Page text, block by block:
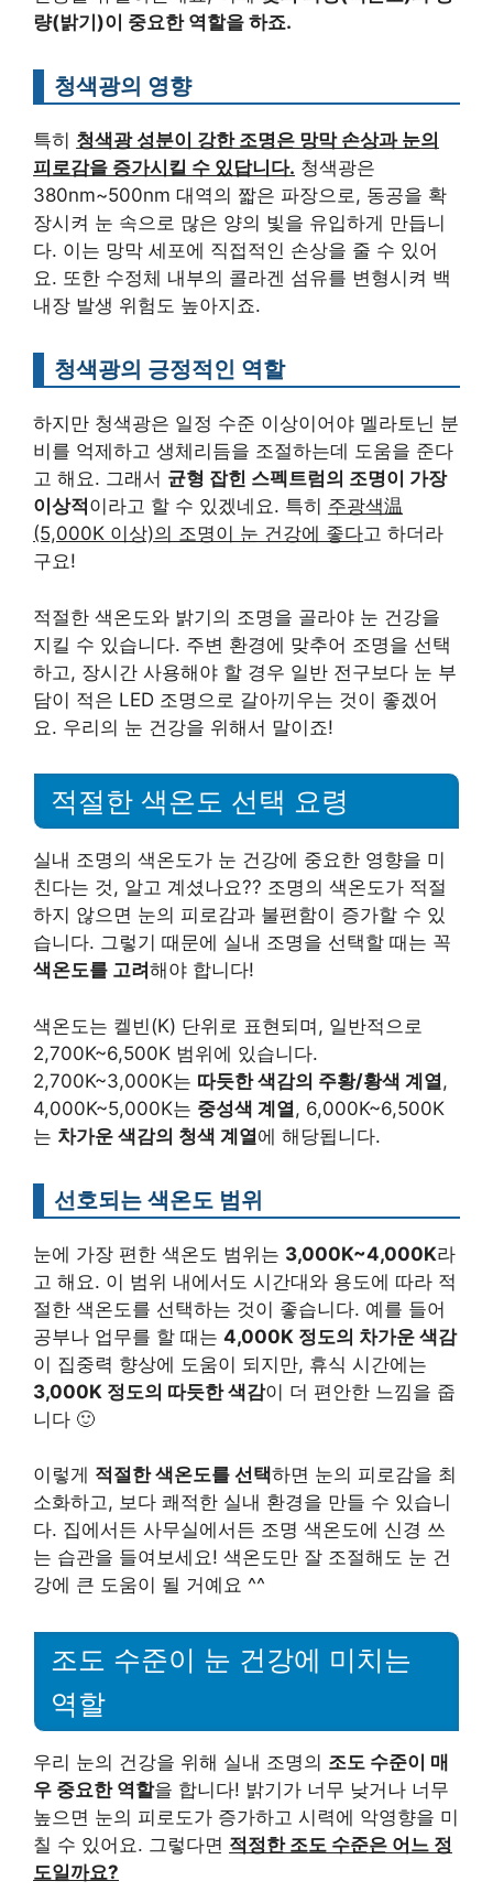
량(밝기)이 중요한 역할을 하죠.
청색광의 영향
특히 청색광 성분이 강한 조명은 망막 손상과 눈의
피로감을 증가시킬 수 있답니다. 청색광은
380nm~500nm 대역의 짧은 파장으로, 동공을 확
장시켜 눈 속으로 많은 양의 빛을 유입하게 만듭니
다. 이는 망막 세포에 직접적인 손상을 줄 수 있어
요. 또한 수정체 내부의 콜라겐 섬유를 변형시켜 백
내장 발생 위험도 높아지죠.
청색광의 긍정적인 역할
하지만 청색광은 일정 수준 이상이어야 멜라토닌 분
비를 억제하고 생체리듬을 조절하는데 도움을 준다
고 해요. 그래서 균형 잡힌 스펙트럼의 조명이 가장
이상적 이라고 할 수 있겠네요. 특히 주광색温
(5,000K 이상)의 조명이 눈 건강에 좋다고 하더라
구요!
적절한 색온도와 밝기의 조명을 골라야 눈 건강을
지킬 수 있습니다. 주변 환경에 맞추어 조명을 선택
하고, 장시간 사용해야 할 경우 일반 전구보다 눈 부
담이 적은 LED 조명으로 갈아끼우는 것이 좋겠어
요. 우리의 눈 건강을 위해서 말이죠!
적절한 색온도 선택 요령
실내 조명의 색온도가 눈 건강에 중요한 영향을 미
친다는 것, 알고 계셨나요?? 조명의 색온도가 적절
하지 않으면 눈의 피로감과 불편함이 증가할 수 있
습니다. 그렇기 때문에 실내 조명을 선택할 때는 꼭
색온도를 고려 해야 합니다!
색온도는 켈빈(K) 단위로 표현되며, 일반적으로
2,700K~6,500K 범위에 있습니다.
2,700K~3,000K는 따듯한 색감의 주황/황색 계열,
4,000K~5,000K는 중성색 계열, 6,000K~6,500K
는 차가운 색감의 청색 계열에 해당됩니다.
선호되는 색온도 범위
눈에 가장 편한 색온도 범위는 3,000K~4,000K라
고 해요. 이 범위 내에서도 시간대와 용도에 따라 적
절한 색온도를 선택하는 것이 좋습니다. 예를 들어
공부나 업무를 할 때는 4,000K 정도의 차가운 색감
이 집중력 향상에 도움이 되지만, 휴식 시간에는
3,000K 정도의 따듯한 색감이 더 편안한 느낌을 줍
니다 🙂
이렇게 적절한 색온도를 선택하면 눈의 피로감을 최
소화하고, 보다 쾌적한 실내 환경을 만들 수 있습니
다. 집에서든 사무실에서든 조명 색온도에 신경 쓰
는 습관을 들여보세요! 색온도만 잘 조절해도 눈 건
강에 큰 도움이 될 거예요 ^^
조도 수준이 눈 건강에 미치는
역할
우리 눈의 건강을 위해 실내 조명의 조도 수준이 매
우 중요한 역할을 합니다! 밝기가 너무 낮거나 너무
높으면 눈의 피로도가 증가하고 시력에 악영향을 미
칠 수 있어요. 그렇다면 적정한 조도 수준은 어느 정
도일까요?